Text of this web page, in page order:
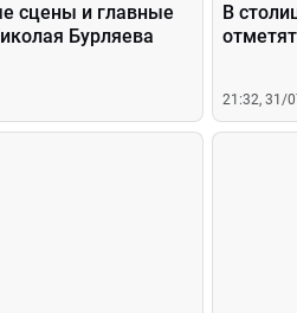
сцены и главные
Бурляева
В
21:32, 31/